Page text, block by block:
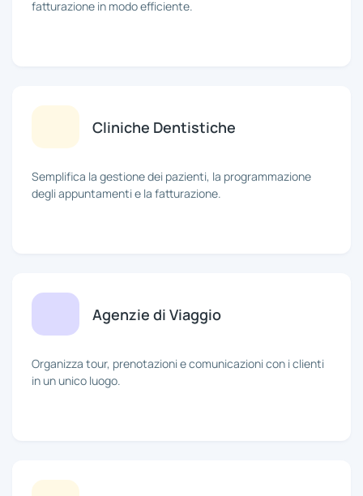
fatturazione in modo efficiente.
Cliniche Dentistiche
Semplifica la gestione dei pazienti, la programmazione
degli appuntamenti e la fatturazione.
Agenzie di Viaggio
Organizza tour, prenotazioni e comunicazioni con i clienti
in un unico luogo.